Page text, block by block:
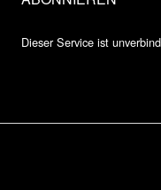
Dieser Service ist